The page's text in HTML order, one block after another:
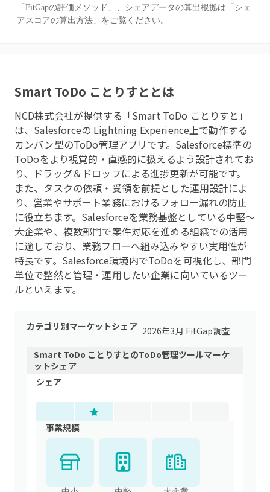
「FitGapの評価メソッド」 、シェアデータの算出根拠は 「シェ
アスコアの算出方法」 をご覧ください。
Smart ToDo ことりすと とは
NCD株式会社が提供する「Smart ToDo ことりすと」
は、Salesforceの Lightning Experience上で動作する
カンバン型のToDo管理アプリです。Salesforce標準の
ToDoをより視覚的・直感的に扱えるよう設計されてお
り、ドラッグ＆ドロップによる進捗更新が可能です。
また、タスクの依頼・受領を前提とした運用設計によ
り、営業やサポート業務におけるフォロー漏れの防止
に役立ちます。Salesforceを業務基盤としている中堅〜
大企業や、複数部門で案件対応を進める組織での活用
に適しており、業務フローへ組み込みやすい実用性が
特長です。Salesforce環境内でToDoを可視化し、部門
単位で整然と管理・運用したい企業に向いているツー
ルといえます。
カテゴリ別マーケットシェア 2026年3月 FitGap調査
Smart ToDo ことりすとのToDo管理ツールマーケ
ットシェア
シェア
事業規模